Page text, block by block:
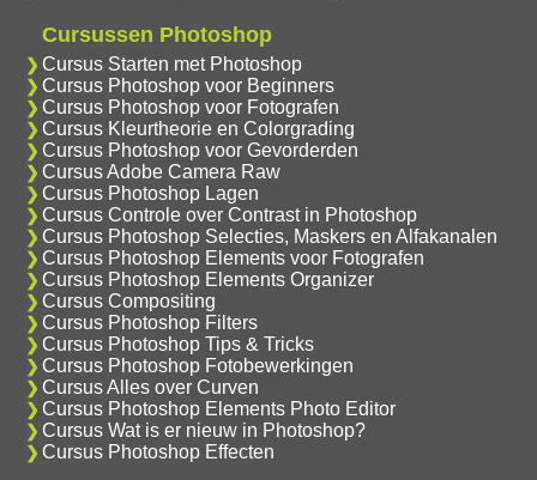
Cursussen Photoshop
Cursus Starten met Photoshop
Cursus Photoshop voor Beginners
Cursus Photoshop voor Fotografen
Cursus Kleurtheorie en Colorgrading
Cursus Photoshop voor Gevorderden
Cursus Adobe Camera Raw
Cursus Photoshop Lagen
Cursus Controle over Contrast in Photoshop
Cursus Photoshop Selecties, Maskers en Alfakanalen
Cursus Photoshop Elements voor Fotografen
Cursus Photoshop Elements Organizer
Cursus Compositing
Cursus Photoshop Filters
Cursus Photoshop Tips & Tricks
Cursus Photoshop Fotobewerkingen
Cursus Alles over Curven
Cursus Photoshop Elements Photo Editor
Cursus Wat is er nieuw in Photoshop?
Cursus Photoshop Effecten